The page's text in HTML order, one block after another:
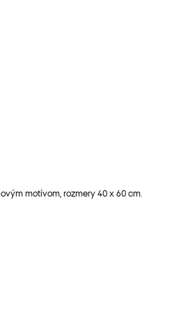
motívom, rozmery 40 x 60 cm.